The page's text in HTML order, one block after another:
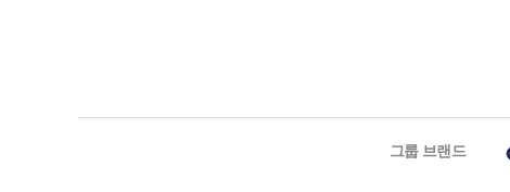
그룹 브랜드